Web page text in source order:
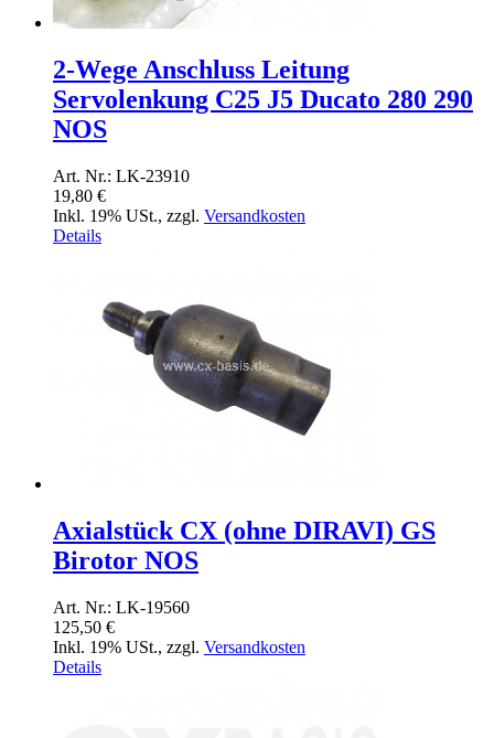
2-Wege Anschluss Leitung
Servolenkung C25 J5 Ducato 280 290
NOS
Art. Nr.: LK-23910
19,80 €
Inkl. 19% USt., zzgl. Versandkosten
Details
Axialstück CX (ohne DIRAVI) GS
Birotor NOS
Art. Nr.: LK-19560
125,50 €
Inkl. 19% USt., zzgl. Versandkosten
Details